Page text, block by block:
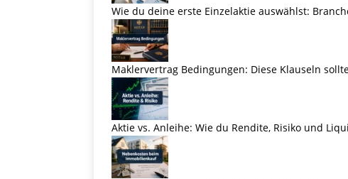
Wie du deine erste Einzelaktie auswählst:
Maklervertrag Bedingungen: Diese Klauseln
Aktie vs. Anleihe: Wie du Rendite, Risiko und